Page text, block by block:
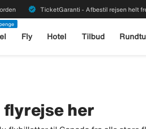
verified TicketGaranti - Afbestil rejsen helt
Fly Hotel Tilbud
flyrejse her